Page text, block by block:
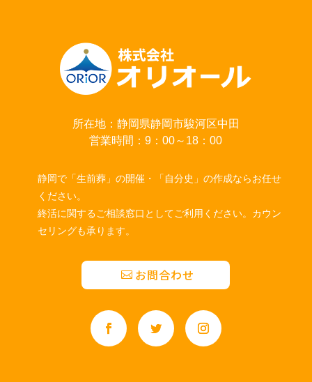
所在地：静岡県静岡市駿河区中田
営業時間：9：00～18：00
静岡で「生前葬」の開催・「自分史」の作成ならお任せ
ください。
終活に関するご相談窓口としてご利用ください。カウン
セリングも承ります。
お問合わせ